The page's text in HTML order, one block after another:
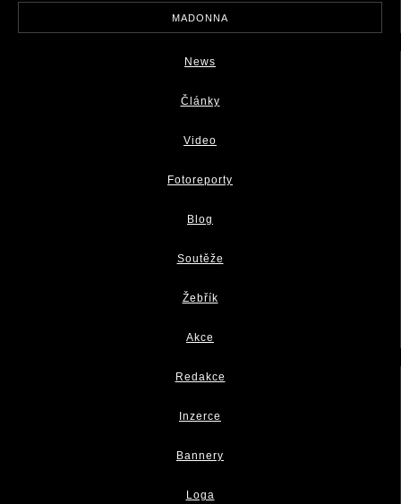
MADONNA
News
Články
Video
Fotoreporty
Blog
Soutěže
Žebřík
Akce
Redakce
Inzerce
Bannery
Loga